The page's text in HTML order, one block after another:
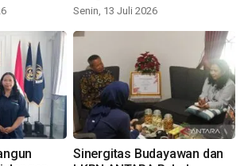
Senin, 13 Juli 2026
Sinergitas Budayawan dan